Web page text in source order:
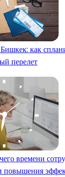
как
перелет
времени
повышения